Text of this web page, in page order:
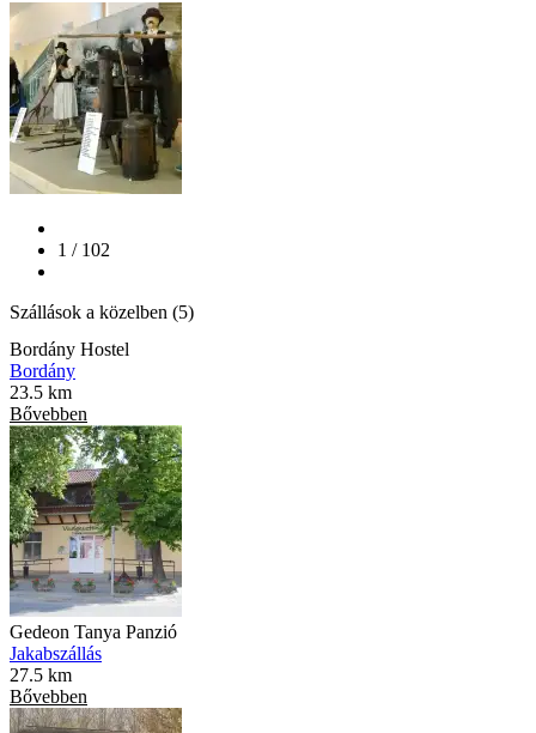
1 / 102
Szállások a közelben (5)
Bordány Hostel
Bordány
23.5 km
Bővebben
Gedeon Tanya Panzió
Jakabszállás
27.5 km
Bővebben